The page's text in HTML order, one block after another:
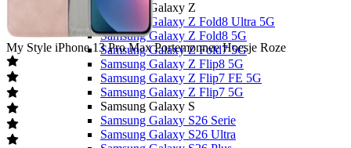
Samsung Galaxy Z
Samsung Galaxy Z Fold8 Ultra 5G
Samsung Galaxy Z Fold8 5G
Samsung Galaxy Z Fold7 5G
Samsung Galaxy Z Flip8 5G
Samsung Galaxy Z Flip7 FE 5G
Samsung Galaxy Z Flip7 5G
Samsung Galaxy S
Samsung Galaxy S26 Serie
Samsung Galaxy S26 Ultra
My Style iPhone 13 Pro Max Portemonnee Hoesje Roze